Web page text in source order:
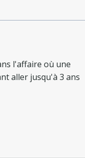
l'affaire où une
aller jusqu'à 3 ans